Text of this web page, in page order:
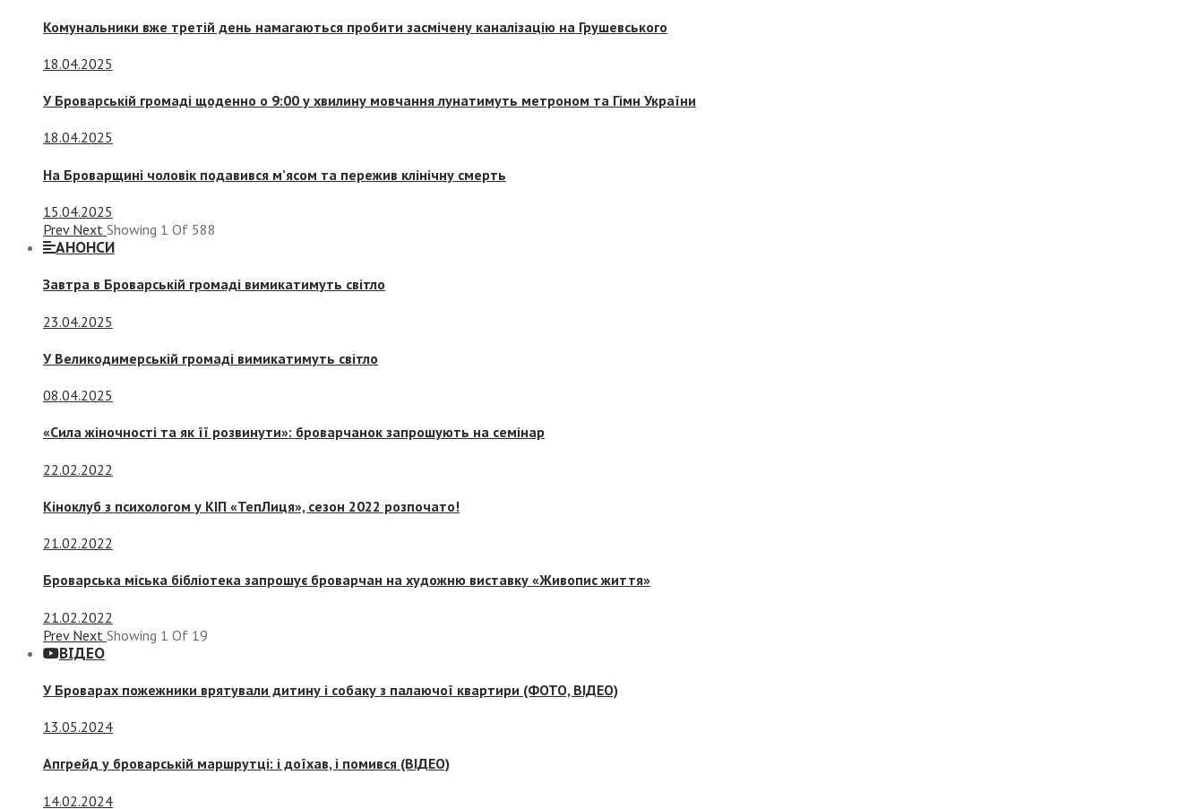
Комунальники вже третій день намагаються пробити засмічену каналізацію на Грушевського
18.04.2025
У Броварській громаді щоденно о 9:00 у хвилину мовчання лунатимуть метроном та Гімн України
18.04.2025
На Броварщині чоловік подавився м’ясом та пережив клінічну смерть
15.04.2025
Prev Next Showing 1 Of 588
АНОНСИ
Завтра в Броварській громаді вимикатимуть світло
23.04.2025
У Великодимерській громаді вимикатимуть світло
08.04.2025
«Сила жіночності та як її розвинути»: броварчанок запрошують на семінар
22.02.2022
Кіноклуб з психологом у КІП «ТепЛиця», сезон 2022 розпочато!
21.02.2022
Броварська міська бібліотека запрошує броварчан на художню виставку «Живопис життя»
21.02.2022
Prev Next Showing 1 Of 19
ВІДЕО
У Броварах пожежники врятували дитину і собаку з палаючої квартири (ФОТО, ВІДЕО)
13.05.2024
Апгрейд у броварській маршрутці: і доїхав, і помився (ВІДЕО)
14.02.2024